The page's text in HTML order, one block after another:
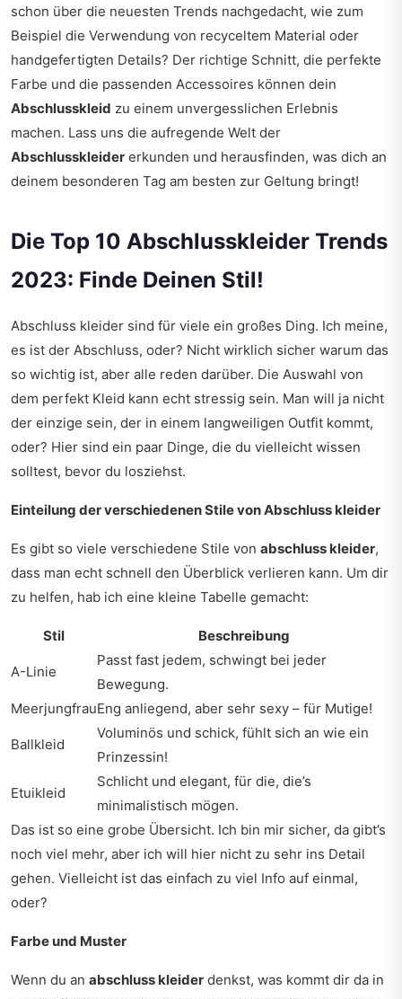
schon über die neuesten Trends nachgedacht, wie zum
Beispiel die Verwendung von recyceltem Material oder
handgefertigten Details? Der richtige Schnitt, die perfekte
Farbe und die passenden Accessoires können dein
Abschlusskleid zu einem unvergesslichen Erlebnis
machen. Lass uns die aufregende Welt der
Abschlusskleider erkunden und herausfinden, was dich an
deinem besonderen Tag am besten zur Geltung bringt!
Die Top 10 Abschlusskleider Trends
2023: Finde Deinen Stil!
Abschluss kleider sind für viele ein großes Ding. Ich meine,
es ist der Abschluss, oder? Nicht wirklich sicher warum das
so wichtig ist, aber alle reden darüber. Die Auswahl von
dem perfekt Kleid kann echt stressig sein. Man will ja nicht
der einzige sein, der in einem langweiligen Outfit kommt,
oder? Hier sind ein paar Dinge, die du vielleicht wissen
solltest, bevor du losziehst.
Einteilung der verschiedenen Stile von Abschluss kleider
Es gibt so viele verschiedene Stile von abschluss kleider,
dass man echt schnell den Überblick verlieren kann. Um dir
zu helfen, hab ich eine kleine Tabelle gemacht:
Stil Beschreibung
A-Linie
Passt fast jedem, schwingt bei jeder
Bewegung.
MeerjungfrauEng anliegend, aber sehr sexy – für Mutige!
Ballkleid
Voluminös und schick, fühlt sich an wie ein
Prinzessin!
Etuikleid
Schlicht und elegant, für die, die’s
minimalistisch mögen.
Das ist so eine grobe Übersicht. Ich bin mir sicher, da gibt’s
noch viel mehr, aber ich will hier nicht zu sehr ins Detail
gehen. Vielleicht ist das einfach zu viel Info auf einmal,
oder?
Farbe und Muster
Wenn du an abschluss kleider denkst, was kommt dir da in